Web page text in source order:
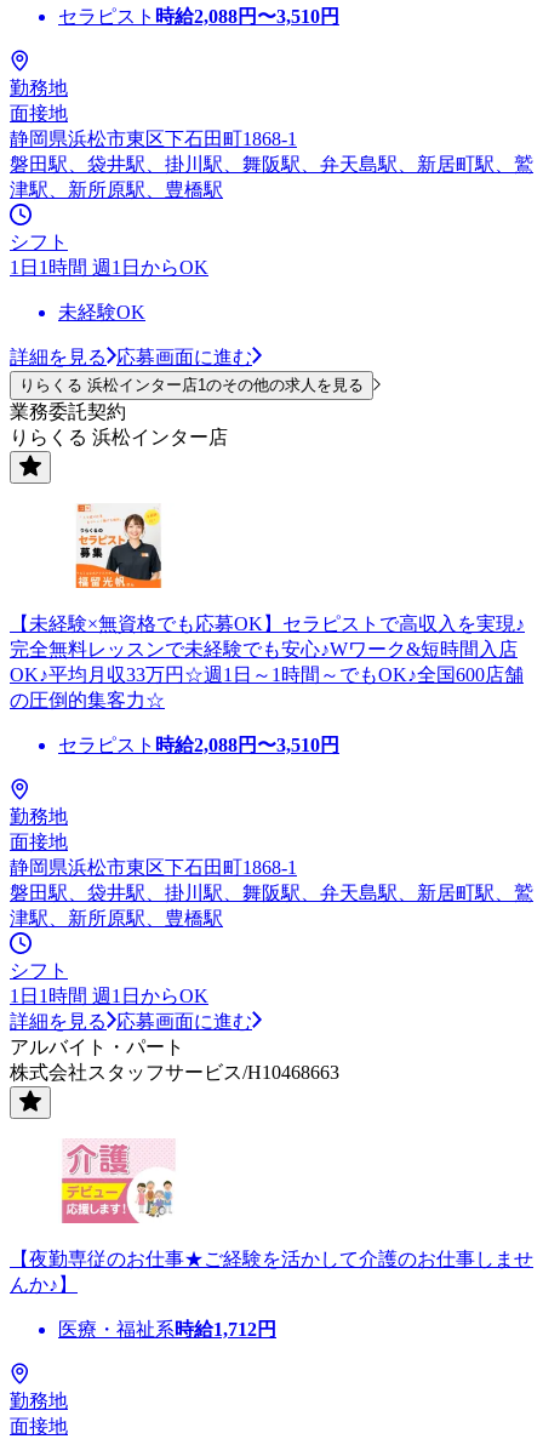
セラピスト 時給2,088円〜3,510円
勤務地
面接地
静岡県浜松市東区下石田町1868-1
磐田駅、袋井駅、掛川駅、舞阪駅、弁天島駅、新居町駅、鷲
津駅、新所原駅、豊橋駅
シフト
1日1時間 週1日からOK
未経験OK
詳細を見る 応募画面に進む
りらくる 浜松インター店1のその他の求人を見る
業務委託契約
りらくる 浜松インター店
【未経験×無資格でも応募OK】セラピストで高収入を実現♪
完全無料レッスンで未経験でも安心♪Wワーク&短時間入店
OK♪平均月収33万円☆週1日～1時間～でもOK♪全国600店舗
の圧倒的集客力☆
セラピスト 時給2,088円〜3,510円
勤務地
面接地
静岡県浜松市東区下石田町1868-1
磐田駅、袋井駅、掛川駅、舞阪駅、弁天島駅、新居町駅、鷲
津駅、新所原駅、豊橋駅
シフト
1日1時間 週1日からOK
詳細を見る
応募画面に進む
アルバイト・パート
株式会社スタッフサービス/H10468663
【夜勤専従のお仕事★ご経験を活かして介護のお仕事しませ
んか♪】
医療・福祉系時給1,712円
勤務地
面接地